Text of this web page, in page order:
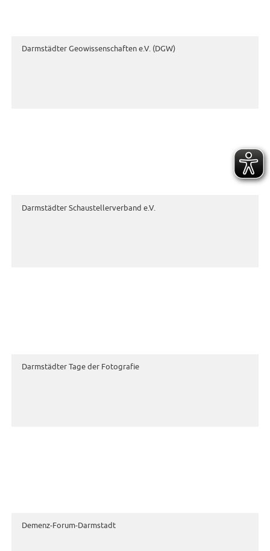
Darmstädter Geowissenschaften e.V. (DGW)
Darmstädter Schaustellerverband e.V.
Darmstädter Tage der Fotografie
Demenz-Forum-Darmstadt